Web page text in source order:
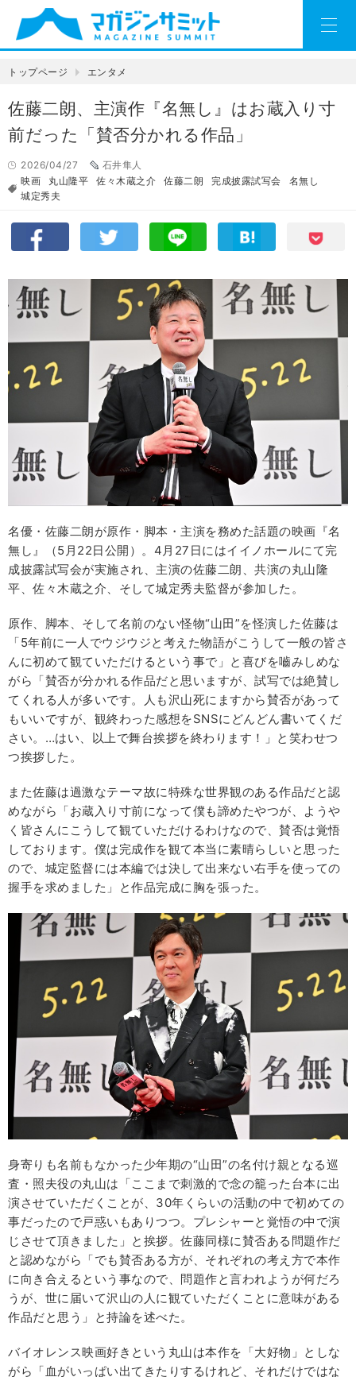
トップページ エンタメ
佐藤二朗、主演作『名無し』はお蔵入り寸
前だった「賛否分かれる作品」
2026/04/27
石井隼人
映画
丸山隆平 佐々木蔵之介 佐藤二朗 完成披露試写会
名無し
城定秀夫
名優・佐藤二朗が原作・脚本・主演を務めた話題の映画『名
無し』（5月22日公開）。4月27日にはイイノホールにて完
成披露試写会が実施され、主演の佐藤二朗、共演の丸山隆
平、佐々木蔵之介、そして城定秀夫監督が参加した。
原作、脚本、そして名前のない怪物“山田”を怪演した佐藤は
「5年前に一人でウジウジと考えた物語がこうして一般の皆さ
んに初めて観ていただけるという事で」と喜びを嚙みしめな
がら「賛否が分かれる作品だと思いますが、試写では絶賛し
てくれる人が多いです。人も沢山死にますから賛否があって
もいいですが、観終わった感想をSNSにどんどん書いてくだ
さい。…はい、以上で舞台挨拶を終わります！」と笑わせつ
つ挨拶した。
また佐藤は過激なテーマ故に特殊な世界観のある作品だと認
めながら「お蔵入り寸前になって僕も諦めたやつが、ようや
く皆さんにこうして観ていただけるわけなので、賛否は覚悟
しております。僕は完成作を観て本当に素晴らしいと思った
ので、城定監督には本編では決して出来ない右手を使っての
握手を求めました」と作品完成に胸を張った。
身寄りも名前もなかった少年期の“山田”の名付け親となる巡
査・照夫役の丸山は「ここまで刺激的で念の籠った台本に出
演させていただくことが、30年くらいの活動の中で初めての
事だったので戸惑いもありつつ。プレシャーと覚悟の中で演
じさせて頂きました」と挨拶。佐藤同様に賛否ある問題作だ
と認めながら「でも賛否ある方が、それぞれの考え方で本作
に向き合えるという事なので、問題作と言われようが何だろ
うが、世に届いて沢山の人に観ていただくことに意味がある
作品だと思う」と持論を述べた。
バイオレンス映画好きという丸山は本作を「大好物」としな
がら「血がいっぱい出てきたりするけれど、それだけではな